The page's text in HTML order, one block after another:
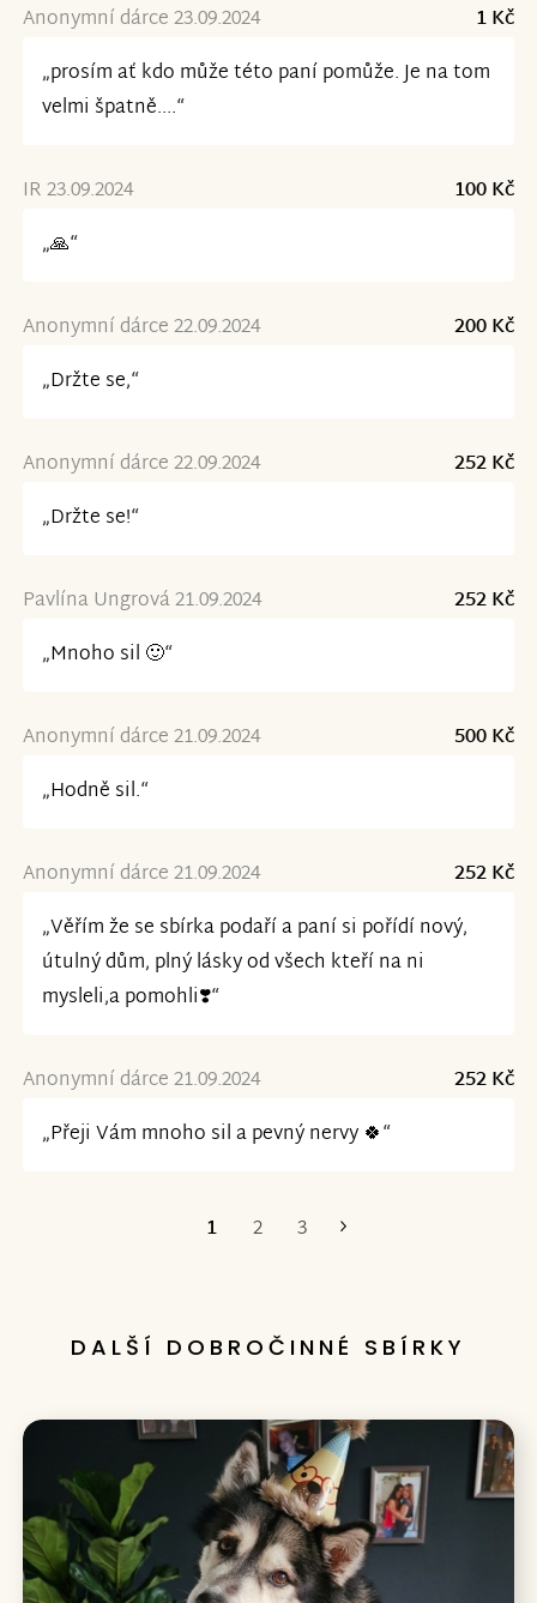
Anonymní dárce 23.09.2024
1 Kč
„prosím ať kdo může této paní pomůže. Je na tom
velmi špatně....“
IR 23.09.2024
100 Kč
„🙏“
Anonymní dárce 22.09.2024
200 Kč
„Držte se,“
Anonymní dárce 22.09.2024
252 Kč
„Držte se!“
Pavlína Ungrová 21.09.2024
252 Kč
„Mnoho sil 🙂“
Anonymní dárce 21.09.2024
500 Kč
„Hodně sil.“
Anonymní dárce 21.09.2024
252 Kč
„Věřím že se sbírka podaří a paní si pořídí nový,
útulný dům, plný lásky od všech kteří na ni
mysleli,a pomohli❣️“
Anonymní dárce 21.09.2024
252 Kč
„Přeji Vám mnoho sil a pevný nervy 🍀“
1 2 3
DALŠÍ DOBROČINNÉ SBÍRKY